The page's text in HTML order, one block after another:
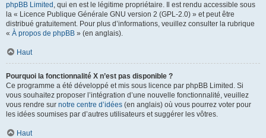
phpBB Limited , qui en est le légitime propriétaire. Il est rendu accessible sous
la « Licence Publique Générale GNU version 2 (GPL-2.0) » et peut être
distribué gratuitement. Pour plus d’informations, veuillez consulter la rubrique
« À propos de phpBB » (en anglais).
Haut
Pourquoi la fonctionnalité X n’est pas disponible ?
Ce programme a été développé et mis sous licence par phpBB Limited. Si
vous souhaitez proposer l’intégration d’une nouvelle fonctionnalité, veuillez
vous rendre sur notre centre d’idées (en anglais) où vous pourrez voter pour
les idées soumises par d’autres utilisateurs et suggérer les vôtres.
Haut